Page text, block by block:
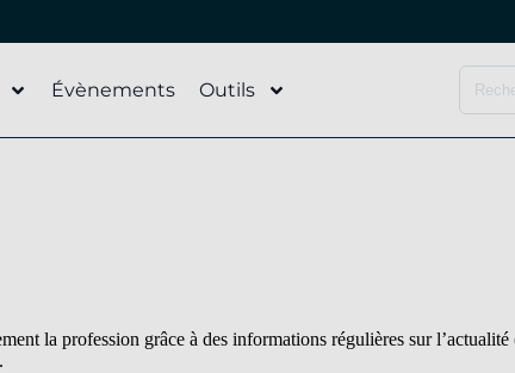
Évènements Outils
la profession grâce à des informations régulières sur